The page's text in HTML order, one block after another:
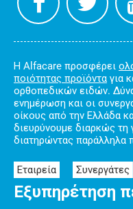
Η Alfacare προσφέρει
ποιότητας προϊόντα για
ορθοπεδικών ειδών.
ενημέρωση και οι
οίκους από την Ελλάδα
διευρύνουμε διαρκώς
διατηρώντας παράλληλα
Εταιρεία Συνεργάτες
Εξυπηρέτηση